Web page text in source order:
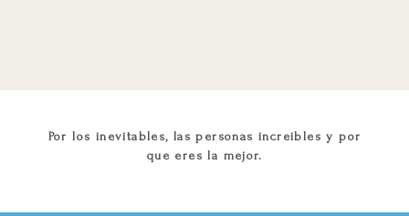
Por los inevitables, las personas increibles y por
que eres la mejor.